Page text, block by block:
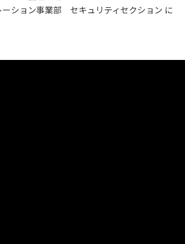
ーション事業部 セキュリティセクション に